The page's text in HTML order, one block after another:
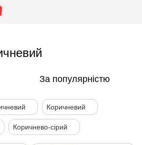
За популярністю
Коричневий
Коричнево-сірий